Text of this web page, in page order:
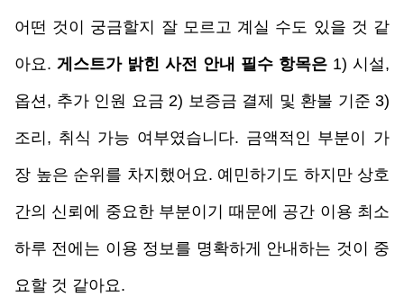
어떤 것이 궁금할지 잘 모르고 계실 수도 있을 것 같
아요. 게스트가 밝힌 사전 안내 필수 항목은 1) 시설,
옵션, 추가 인원 요금 2) 보증금 결제 및 환불 기준 3)
조리, 취식 가능 여부였습니다. 금액적인 부분이 가
장 높은 순위를 차지했어요. 예민하기도 하지만 상호
간의 신뢰에 중요한 부분이기 때문에 공간 이용 최소
하루 전에는 이용 정보를 명확하게 안내하는 것이 중
요할 것 같아요.